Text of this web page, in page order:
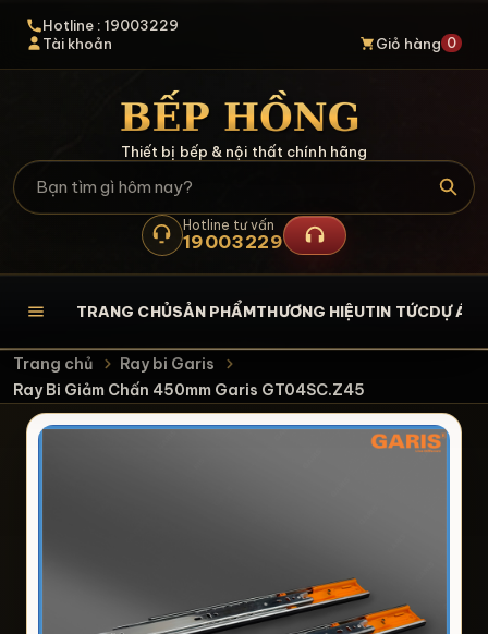
Hotline : 19003229
Tài khoản
Giỏ hàng 0
Thiết bị bếp & nội thất chính hãng
Hotline tư vấn
19003229
TRANG CHỦSẢN PHẨMTHƯƠNG HIỆUTIN TỨCDỰ ÁN
Trang chủ
Ray bi Garis
Ray Bi Giảm Chấn 450mm Garis GT04SC.Z45